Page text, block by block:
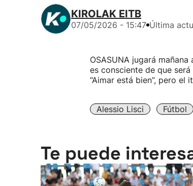
KIROLAK EITB
07/05/2026 - 15:47 Última
OSASUNA jugará
es consciente de que
“Aimar está bien”, pero
Alessio Lisci Fútbol
Te puede